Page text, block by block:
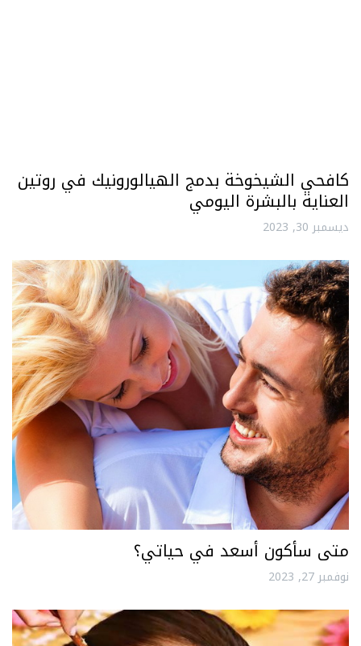
كافحي الشيخوخة بدمج الهيالورونيك في روتين
العناية بالبشرة اليومي
ديسمبر 30, 2023
متى سأكون أسعد في حياتي؟
نوفمبر 27, 2023